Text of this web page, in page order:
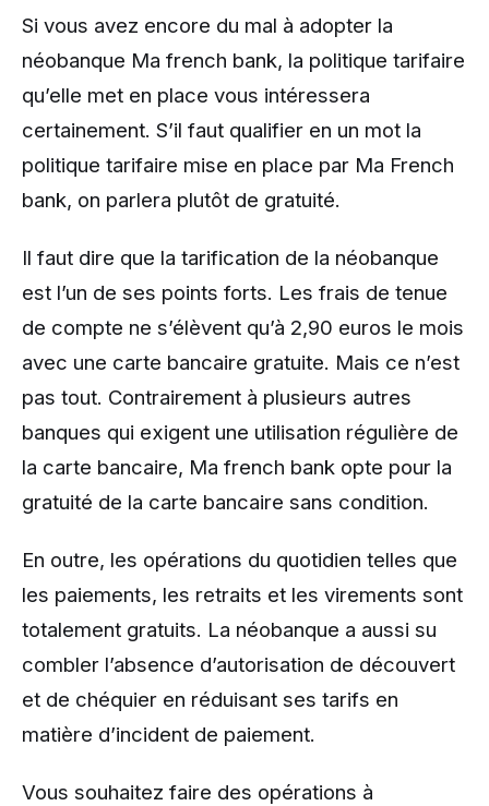
Si vous avez encore du mal à adopter la
néobanque Ma french bank, la politique tarifaire
qu’elle met en place vous intéressera
certainement. S’il faut qualifier en un mot la
politique tarifaire mise en place par Ma French
bank, on parlera plutôt de gratuité.
Il faut dire que la tarification de la néobanque
est l’un de ses points forts. Les frais de tenue
de compte ne s’élèvent qu’à 2,90 euros le mois
avec une carte bancaire gratuite. Mais ce n’est
pas tout. Contrairement à plusieurs autres
banques qui exigent une utilisation régulière de
la carte bancaire, Ma french bank opte pour la
gratuité de la carte bancaire sans condition.
En outre, les opérations du quotidien telles que
les paiements, les retraits et les virements sont
totalement gratuits. La néobanque a aussi su
combler l’absence d’autorisation de découvert
et de chéquier en réduisant ses tarifs en
matière d’incident de paiement.
Vous souhaitez faire des opérations à